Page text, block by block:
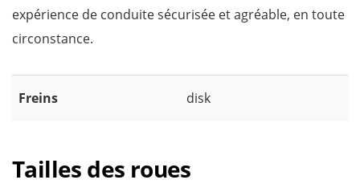
expérience de conduite sécurisée et agréable, en toute
circonstance.
Freins disk
Tailles des roues